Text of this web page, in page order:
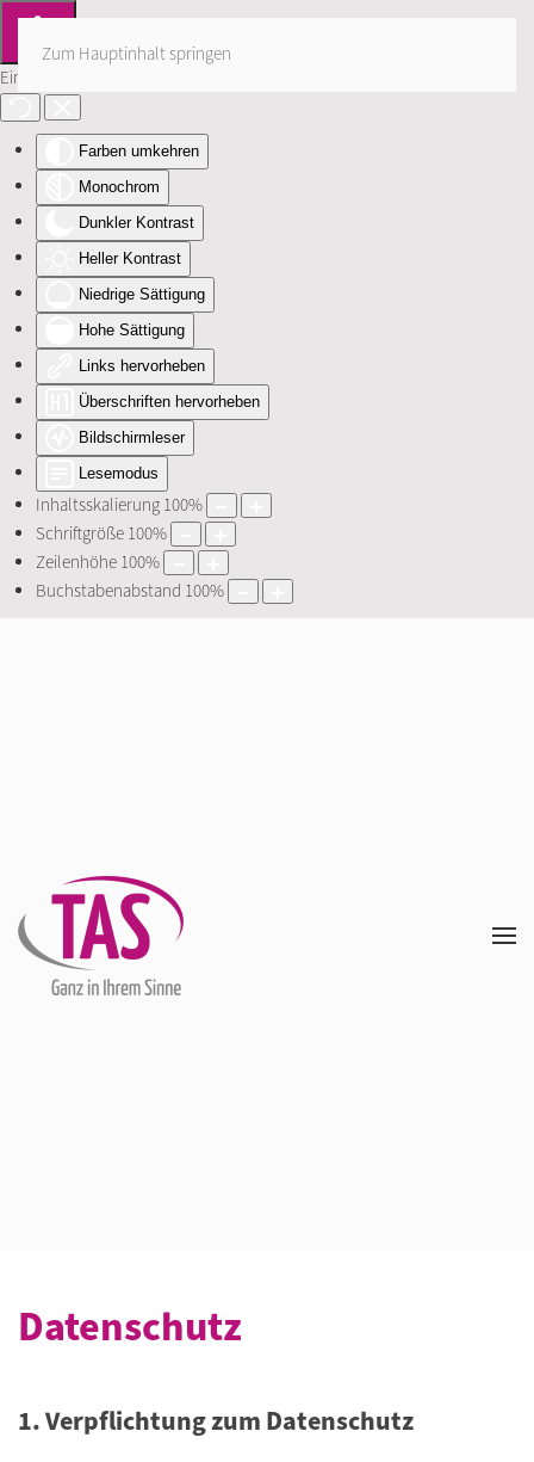
Eingabehilfen öffnen
Farben umkehren
Monochrom
Dunkler Kontrast
Heller Kontrast
Niedrige Sättigung
Hohe Sättigung
Links hervorheben
Überschriften hervorheben
Bildschirmleser
Lesemodus
Inhaltsskalierung100%
Schriftgröße100%
Zeilenhöhe100%
Buchstabenabstand 100%
Zum Hauptinhalt springen
Datenschutz
1. Verpflichtung zum Datenschutz